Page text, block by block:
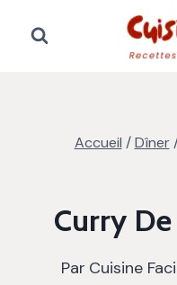
Accueil / Dîner
Curry
Par Cuisine